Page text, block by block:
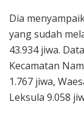
Dia
yang sudah
43.934 jiwa.
Kecamatan
1.767 jiwa,
Leksula 9.058